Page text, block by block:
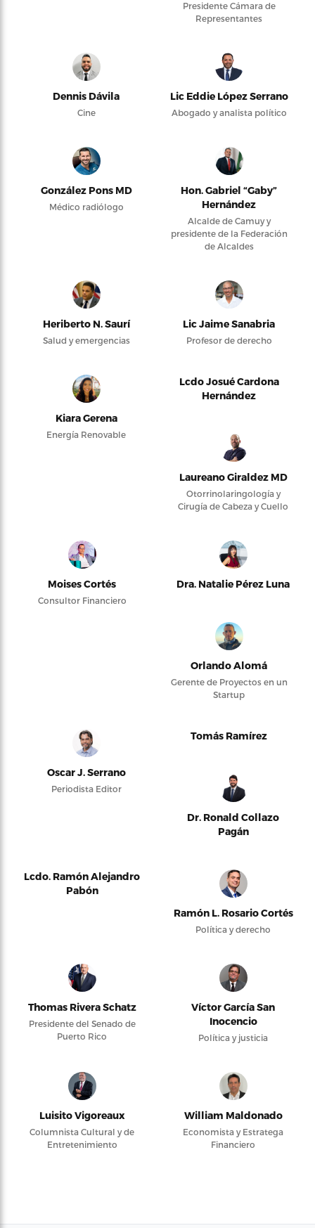
Presidente Cámara de
Representantes
Dennis Dávila
Cine
Lic Eddie López Serrano
Abogado y analista político
González Pons MD
Médico radiólogo
Hon. Gabriel “Gaby”
Hernández
Alcalde de Camuy y
presidente de la Federación
de Alcaldes
Heriberto N. Saurí
Salud y emergencias
Lic Jaime Sanabria
Profesor de derecho
Kiara Gerena
Energía Renovable
Lcdo Josué Cardona
Hernández
Laureano Giraldez MD
Otorrinolaringología y
Cirugía de Cabeza y Cuello
Moises Cortés
Consultor Financiero
Dra. Natalie Pérez Luna
Orlando Alomá
Gerente de Proyectos en un
Startup
Oscar J. Serrano
Periodista Editor
Tomás Ramírez
Dr. Ronald Collazo
Pagán
Lcdo. Ramón Alejandro
Pabón
Ramón L. Rosario Cortés
Política y derecho
Thomas Rivera Schatz
Presidente del Senado de
Puerto Rico
Víctor García San
Inocencio
Política y justicia
Luisito Vigoreaux
Columnista Cultural y de
Entretenimiento
William Maldonado
Economista y Estratega
Financiero